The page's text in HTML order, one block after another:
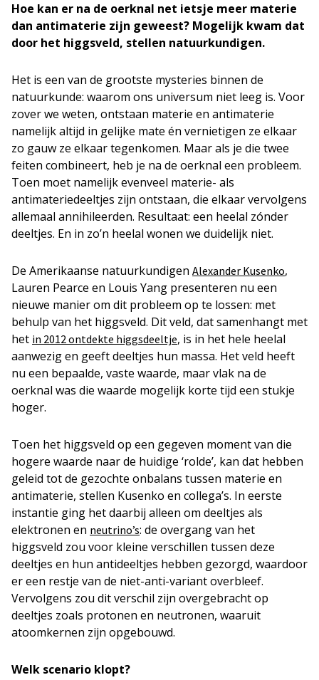
Hoe kan er na de oerknal net ietsje meer materie
dan antimaterie zijn geweest? Mogelijk kwam dat
door het higgsveld, stellen natuurkundigen.
Het is een van de grootste mysteries binnen de
natuurkunde: waarom ons universum niet leeg is. Voor
zover we weten, ontstaan materie en antimaterie
namelijk altijd in gelijke mate én vernietigen ze elkaar
zo gauw ze elkaar tegenkomen. Maar als je die twee
feiten combineert, heb je na de oerknal een probleem.
Toen moet namelijk evenveel materie- als
antimateriedeeltjes zijn ontstaan, die elkaar vervolgens
allemaal annihileerden. Resultaat: een heelal zónder
deeltjes. En in zo’n heelal wonen we duidelijk niet.
De Amerikaanse natuurkundigen Alexander Kusenko,
Lauren Pearce en Louis Yang presenteren nu een
nieuwe manier om dit probleem op te lossen: met
behulp van het higgsveld. Dit veld, dat samenhangt met
het in 2012 ontdekte higgsdeeltje, is in het hele heelal
aanwezig en geeft deeltjes hun massa. Het veld heeft
nu een bepaalde, vaste waarde, maar vlak na de
oerknal was die waarde mogelijk korte tijd een stukje
hoger.
Toen het higgsveld op een gegeven moment van die
hogere waarde naar de huidige ‘rolde’, kan dat hebben
geleid tot de gezochte onbalans tussen materie en
antimaterie, stellen Kusenko en collega’s. In eerste
instantie ging het daarbij alleen om deeltjes als
elektronen en neutrino’s: de overgang van het
higgsveld zou voor kleine verschillen tussen deze
deeltjes en hun antideeltjes hebben gezorgd, waardoor
er een restje van de niet-anti-variant overbleef.
Vervolgens zou dit verschil zijn overgebracht op
deeltjes zoals protonen en neutronen, waaruit
atoomkernen zijn opgebouwd.
Welk scenario klopt?